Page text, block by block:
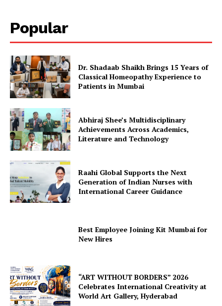
Popular
Dr. Shadaab Shaikh Brings 15 Years of
Classical Homeopathy Experience to
Patients in Mumbai
Abhiraj Shee’s Multidisciplinary
Achievements Across Academics,
Literature and Technology
Raahi Global Supports the Next
Generation of Indian Nurses with
International Career Guidance
Best Employee Joining Kit Mumbai for
New Hires
“ART WITHOUT BORDERS” 2026
Celebrates International Creativity at
World Art Gallery, Hyderabad